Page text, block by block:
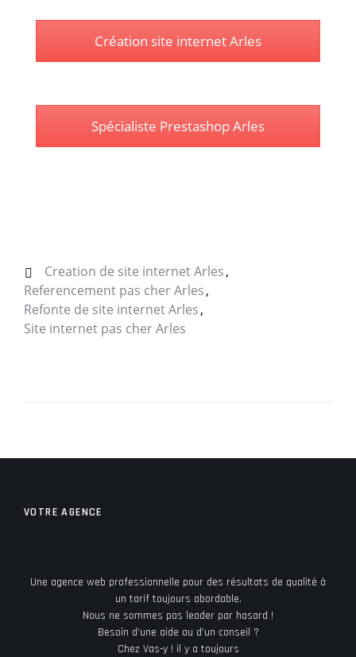
Création site internet Arles
Spécialiste Prestashop Arles
Creation de site internet Arles
Referencement pas cher Arles
Refonte de site internet Arles
Site internet pas cher Arles
VOTRE AGENCE
Une agence web professionnelle pour des résultats de qualité à
un tarif toujours abordable.
Nous ne sommes pas leader par hasard !
Besoin d’une aide ou d’un conseil ?
Chez Vas-y ! il y a toujours